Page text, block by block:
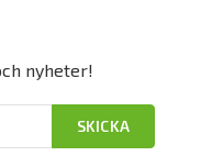
nyheter!
SKICKA